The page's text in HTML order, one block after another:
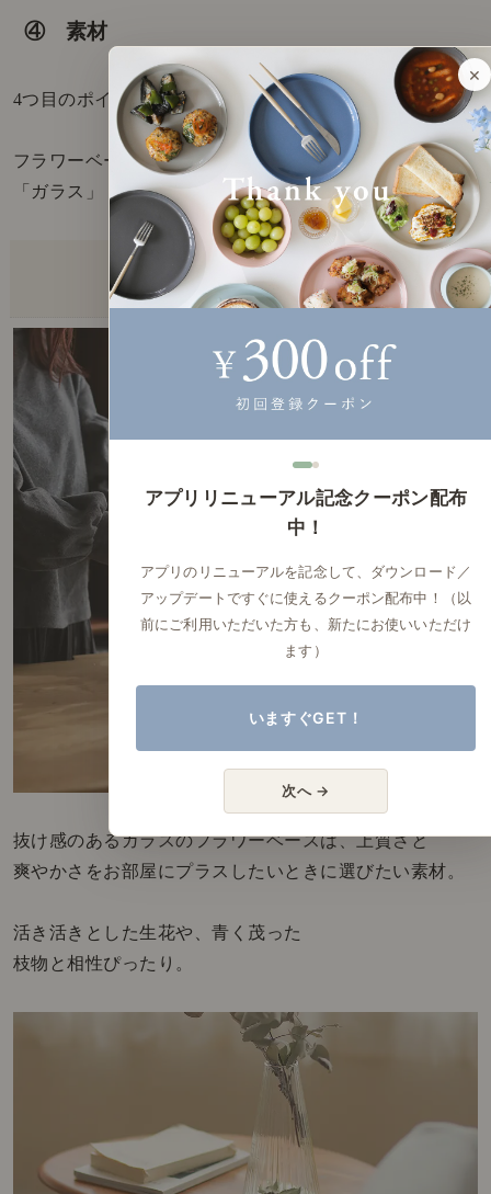
④ 素材
4つ目のポイントは素材。
フラワーベースの素材には、主に
「ガラス」「陶器」「金属」などがあります。
・ガラス
抜け感のあるガラスのフラワーベースは、上質さと
爽やかさをお部屋にプラスしたいときに選びたい素材。
活き活きとした生花や、青く茂った
枝物と相性ぴったり。
×
アプリリニューアル記念クーポン配布
中！
アプリのリニューアルを記念して、ダウンロード／
アップデートですぐに使えるクーポン配布中！（以
前にご利用いただいた方も、新たにお使いいただけ
ます）
いますぐGET！
次へ →